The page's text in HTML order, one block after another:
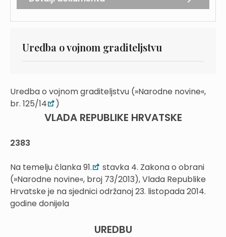
Uredba o vojnom graditeljstvu
Uredba o vojnom graditeljstvu (»Narodne novine«,
br. 125/14
)
VLADA REPUBLIKE HRVATSKE
2383
Na temelju članka 91.
stavka 4. Zakona o obrani
(»Narodne novine«, broj 73/2013), Vlada Republike
Hrvatske je na sjednici održanoj 23. listopada 2014.
godine donijela
UREDBU